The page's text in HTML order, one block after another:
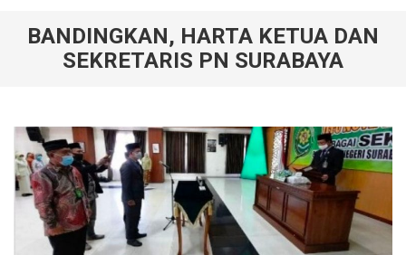
BANDINGKAN, HARTA KETUA DAN
SEKRETARIS PN SURABAYA